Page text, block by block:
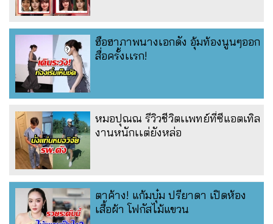
ฮือฮาภาพนางเอกดัง อุ้มท้องนูนๆออก
สื่อครั้งเเรก!
หมอปุณณ รีวิวชีวิตเเพทย์ที่ซีแอตเทิล
งานหนักเเต่ยังหล่อ
ตาค้าง! แก้มบุ๋ม ปรียาดา เปิดห้อง
เสื้อผ้า โฟกัสไม้แขวน